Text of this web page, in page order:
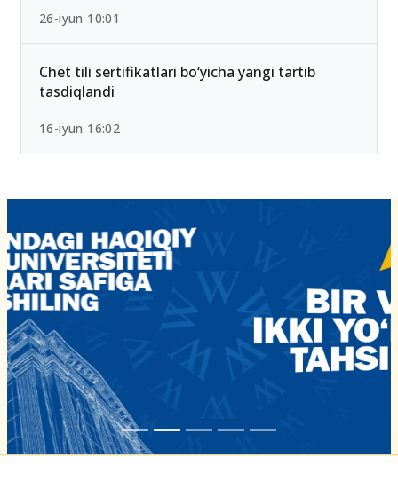
26-iyun 10:01
Chet tili sertifikatlari bo‘yicha yangi tartib
tasdiqlandi
16-iyun 16:02